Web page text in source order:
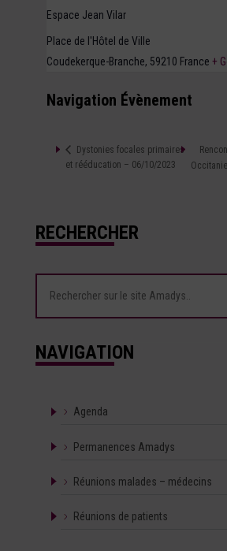
Espace Jean Vilar
Place de l'Hôtel de Ville
Coudekerque-Branche, 59210 France +
Navigation Évènement
Dystonies focales primaires
et rééducation – 06/10/2023
RECHERCHER
NAVIGATION
Agenda
Permanences Amadys
Réunions malades – médecins
Réunions de patients